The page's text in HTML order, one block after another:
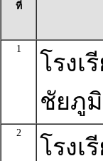
ที่
1
โรงเ
ชัยภูมิ
2
โรง